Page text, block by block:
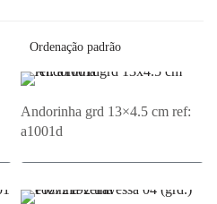
Andorinha grd 13×4.5 cm ref:
a1001d
Adicionar ao Orçamento